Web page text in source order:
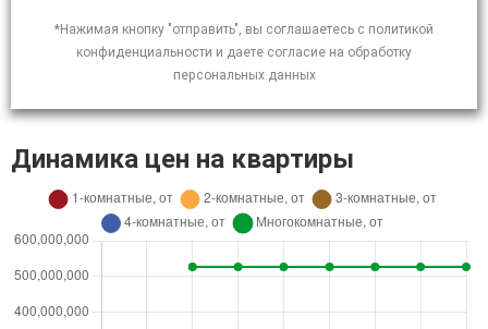
*Нажимая кнопку "отправить", вы соглашаетесь с политикой
конфиденциальности и даете согласие на обработку
персональных данных
Динамика цен на квартиры